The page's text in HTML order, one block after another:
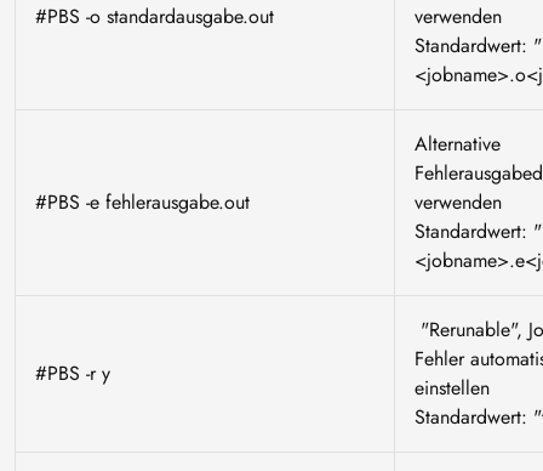
#PBS -o standardausgabe.out
verwenden
Standardwert: "
#PBS -e fehlerausgabe.out
Alternative
verwenden
Standardwert: "
#PBS -r y
"Rerunable",
Fehler
einstellen
Standardwert: